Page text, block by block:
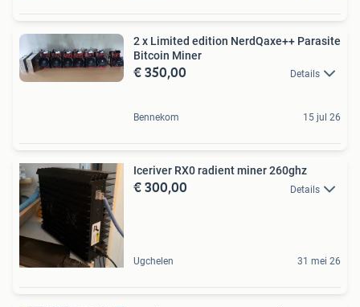
2 x Limited edition NerdQaxe++ Parasite
Bitcoin Miner
€ 350,00 Details
Bennekom 15 jul 26
Iceriver RX0 radient miner 260ghz
€ 300,00 Details
Ugchelen 31 mei 26